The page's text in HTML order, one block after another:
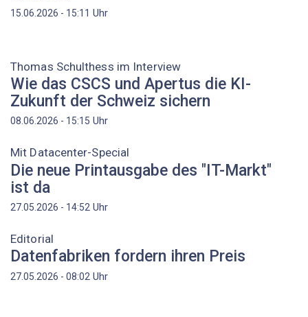
15.06.2026 - 15:11 Uhr
Thomas Schulthess im Interview
Wie das CSCS und Apertus die KI-
Zukunft der Schweiz sichern
08.06.2026 - 15:15 Uhr
Mit Datacenter-Special
Die neue Printausgabe des "IT-Markt"
ist da
27.05.2026 - 14:52 Uhr
Editorial
Datenfabriken fordern ihren Preis
27.05.2026 - 08:02 Uhr